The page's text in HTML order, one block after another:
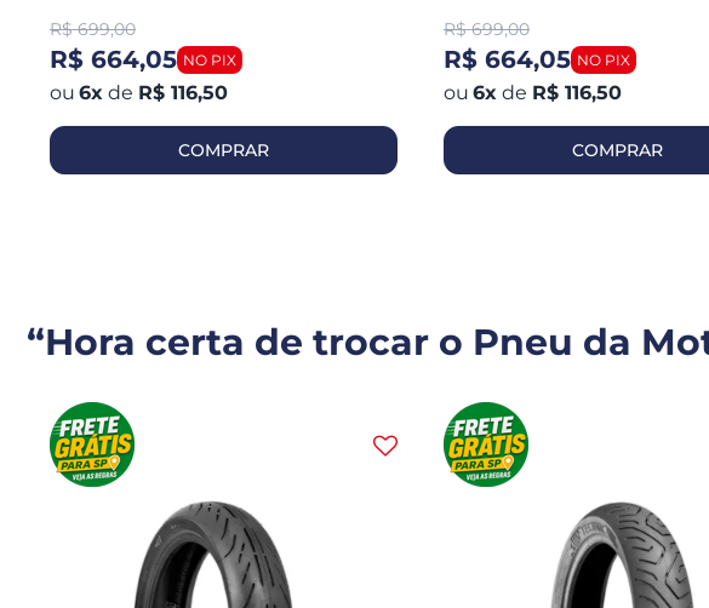
R$ 699,00
R$ 664,05
6x de R$ 116,50
COMPRAR
R$ 699,00
R$ 664,05
6x de R$ 116,50
COMPRAR
“Hora certa de trocar o Pneu da